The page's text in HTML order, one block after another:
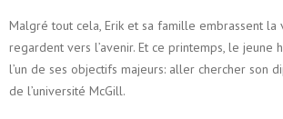
Malgré tout cela, Erik et sa famille embrassent la
regardent vers l’avenir. Et ce printemps, le jeune
l’un de ses objectifs majeurs: aller chercher son
de l’université McGill.